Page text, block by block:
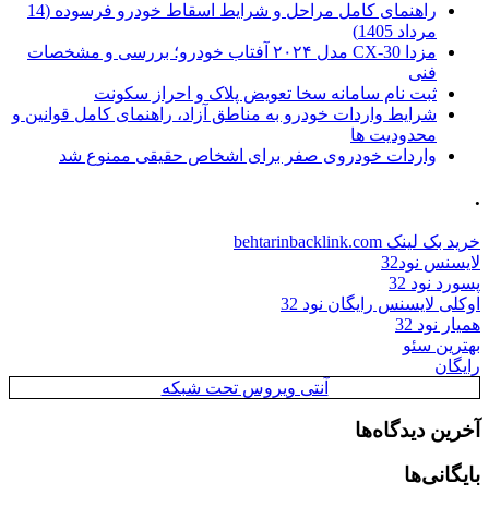
راهنمای کامل مراحل و شرایط اسقاط خودرو فرسوده (14
مرداد 1405)
مزدا CX-30 مدل ۲۰۲۴ آفتاب خودرو؛ بررسی و مشخصات
فنی
ثبت نام سامانه سخا تعویض پلاک و احراز سکونت
شرایط واردات خودرو به مناطق آزاد، راهنمای کامل قوانین و
محدودیت ها
واردات خودروی صفر برای اشخاص حقیقی ممنوع شد
.
خرید بک لینک behtarinbacklink.com
لایسنس نود32
پسورد نود 32
اوکلی لایسنس رایگان نود 32
همیار نود 32
بهترین سئو
رایگان
آنتی ویروس تحت شبکه
آخرین دیدگاه‌ها
بایگانی‌ها